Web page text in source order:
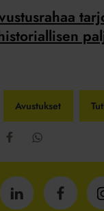
Avustukset
Isännöintiliitto